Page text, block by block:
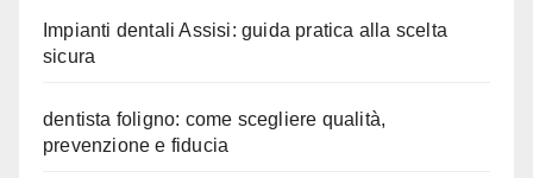
Impianti dentali Assisi: guida pratica alla scelta
sicura
dentista foligno: come scegliere qualità,
prevenzione e fiducia